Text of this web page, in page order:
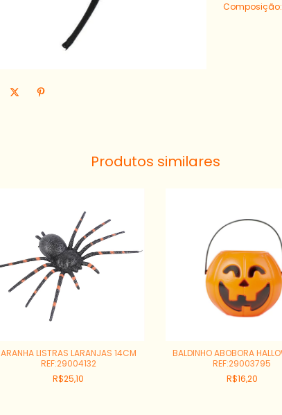
Composição:
Produtos similares
ARANHA LISTRAS LARANJAS 14CM
REF:29004132
R$25,10
BALDINHO ABOBORA
REF:29003795
R$16,20